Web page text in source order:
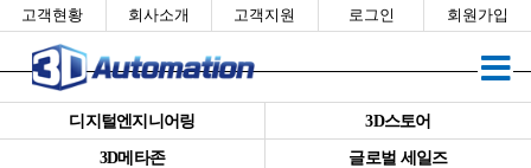
고객현황 회사소개 고객지원 로그인 회원가입
디지털엔지니어링
3D스토어
3D메타존
글로벌 세일즈